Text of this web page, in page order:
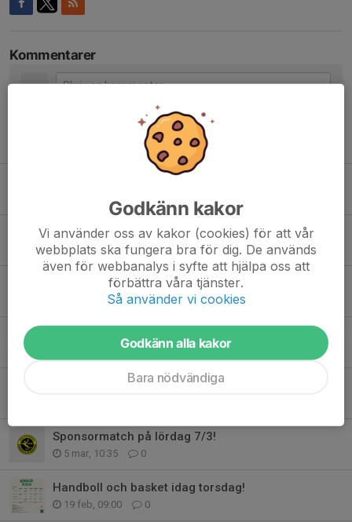
Kommentarer
Mejlproblem löst!
26 jun, 10:16 0
Rörelseglädje på lovet!
27 apr, 09:57 0
0
Hultsfred HFs Ungdomsråd
Sponsormatch på lördag 7/3!
5 mar, 10:35 0
Handboll och basket idag torsdag!
19 feb, 09:00 0
Godkänn kakor
Vi använder oss av kakor (cookies) för att vår
webbplats ska fungera bra för dig. De används
även för webbanalys i syfte att hjälpa oss att
förbättra våra tjänster.
Så använder vi cookies
Godkänn alla kakor
Bara nödvändiga